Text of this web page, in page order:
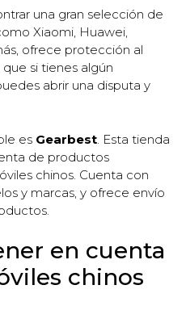
una gran selección de
Xiaomi, Huawei,
ofrece protección al
si tienes algún
abrir una disputa y
es Gearbest . Esta tienda
de productos
chinos. Cuenta con
y marcas, y ofrece envío
en cuenta
chinos